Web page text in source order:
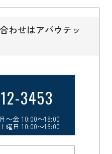
わせはアバウテッ
3453
～金 10:00～18:00
土曜日 10:00～16:00